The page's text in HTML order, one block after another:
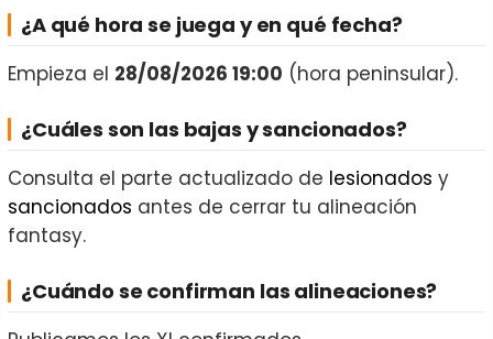
¿A qué hora se juega y en qué fecha?
Empieza el 28/08/2026 19:00 (hora peninsular).
¿Cuáles son las bajas y sancionados?
Consulta el parte actualizado de lesionados y
sancionados antes de cerrar tu alineación
fantasy.
¿Cuándo se confirman las alineaciones?